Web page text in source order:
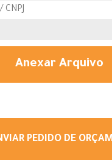
Anexar Arquivo
PEDIDO DE